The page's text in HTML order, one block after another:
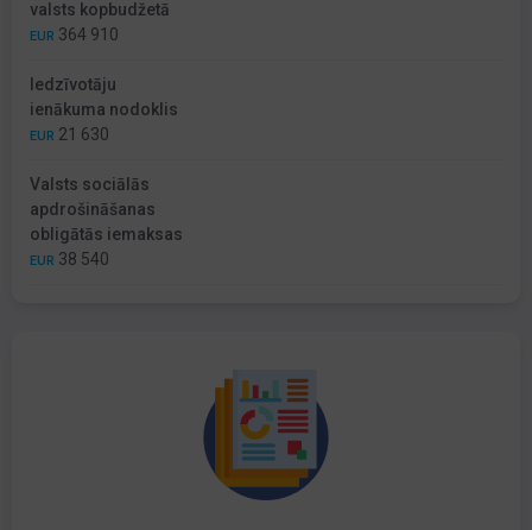
valsts kopbudžetā
EUR 364 910
Iedzīvotāju
ienākuma nodoklis
EUR 21 630
Valsts sociālās
apdrošināšanas
obligātās iemaksas
EUR 38 540